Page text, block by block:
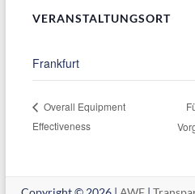
VERANSTALTUNGSORT
Frankfurt
Overall Equipment
Effectiveness